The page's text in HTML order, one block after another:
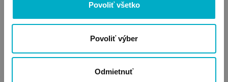
Povoliť všetko
Povoliť výber
Odmietnuť